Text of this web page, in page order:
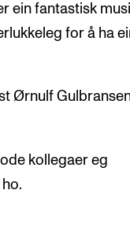
ein fantastisk
for å ha
Ørnulf
kollegaer eg